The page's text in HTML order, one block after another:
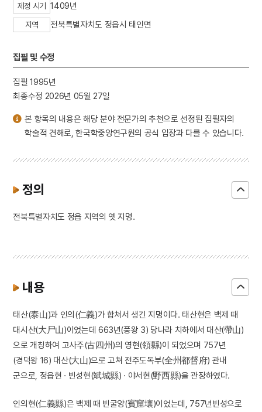
제정 시기 1409년
지역 전북특별자치도 정읍시 태인면
집필 및 수정
집필 1995년
최종수정 2026년 05월 27일
본 항목의 내용은 해당 분야 전문가의 추천으로 선정된 집필자의
학술적 견해로, 한국학중앙연구원의 공식 입장과 다를 수 있습니다.
정의
전북특별자치도 정읍 지역의 옛 지명.
내용
태산(泰山)과 인의(仁義)가 합쳐서 생긴 지명이다. 태산현은 백제 때
대시산(大尸山)이었는데 663년(풍왕 3) 당나라 치하에서 대산(帶山)
으로 개칭하여 고사주(古四州)의 영현(領縣)이 되었으며 757년
(경덕왕 16) 대산(大山)으로 고쳐 전주도독부(全州都督府) 관내
군으로, 정읍현 · 빈성현(斌城縣) · 야서현(野西縣)을 관장하였다.
인의현(仁義縣)은 백제 때 빈굴양(賓窟壤)이었는데, 757년빈성으로